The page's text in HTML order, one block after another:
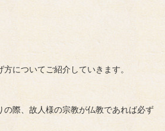
についてご紹介していきます。
の際、故人様の宗教が仏教であれば必ず